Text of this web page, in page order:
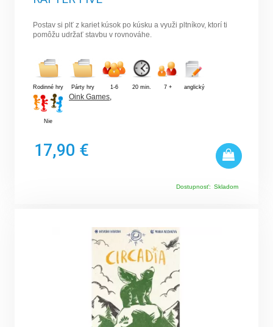
Postav si plť z kariet kúsok po kúsku a využi pltníkov, ktorí ti
pomôžu udržať stavbu v rovnováhe.
Rodinné hry Párty hry 1-6 20 min. 7 + anglický
Nie
Oink Games,
17,90 €
Dostupnosť: Skladom